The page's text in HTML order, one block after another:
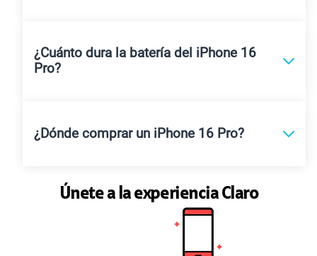
¿Cuánto dura la batería del iPhone 16
Pro?
¿Dónde comprar un iPhone 16 Pro?
Únete a la experiencia Claro